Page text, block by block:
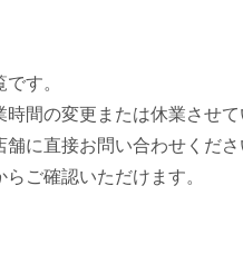
す。
間の変更または休業させて
に直接お問い合わせくださ
ご確認いただけます。